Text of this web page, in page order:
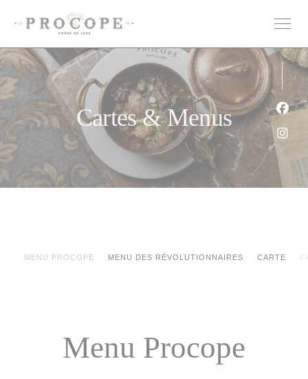
Cartes & Menus
MENU PROCOPE MENU DES RÉVOLUTIONNAIRES CARTE
Menu Procope